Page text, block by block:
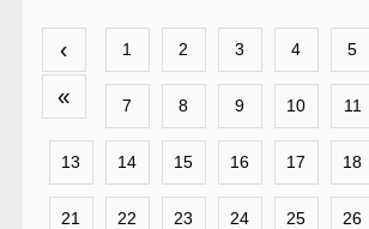
‹
«
1 2 3 4 5
7 8 9 10 11
13 14 15 16 17 18
21 22 23 24 25 26